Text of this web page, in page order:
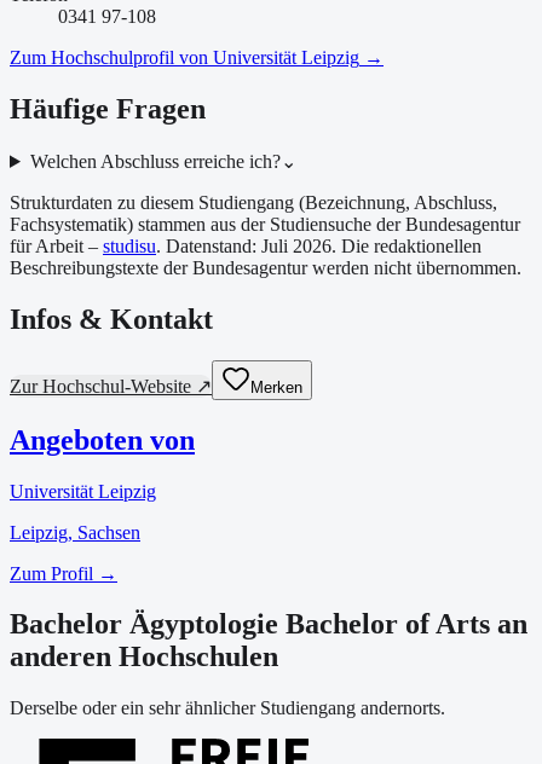
0341 97-108
Zum Hochschulprofil von Universität Leipzig →
Häufige Fragen
Welchen Abschluss erreiche ich?⌄
Strukturdaten zu diesem Studiengang (Bezeichnung, Abschluss,
Fachsystematik) stammen aus der Studiensuche der Bundesagentur
für Arbeit – studisu. Datenstand: Juli 2026. Die redaktionellen
Beschreibungstexte der Bundesagentur werden nicht übernommen.
Infos & Kontakt
Zur Hochschul-Website ↗ Merken
Angeboten von
Universität Leipzig
Leipzig, Sachsen
Zum Profil →
Bachelor Ägyptologie Bachelor of Arts an
anderen Hochschulen
Derselbe oder ein sehr ähnlicher Studiengang andernorts.